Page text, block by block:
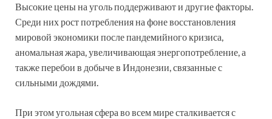
Высокие цены на уголь поддерживают и другие факторы.
Среди них рост потребления на фоне восстановления
мировой экономики после пандемийного кризиса,
аномальная жара, увеличивающая энергопотребление, а
также перебои в добыче в Индонезии, связанные с
сильными дождями.
При этом угольная сфера во всем мире сталкивается с